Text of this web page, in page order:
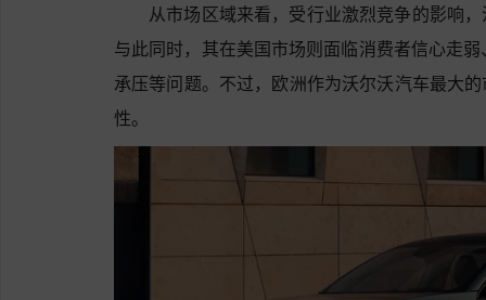
从市场区域来看，受行业激烈竞争的影响
与此同时，其在美国市场则面临消费者信心走
承压等问题。不过，欧洲作为沃尔沃汽车最大
性。